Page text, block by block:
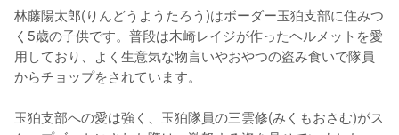
林藤陽太郎(りんどうようたろう)はボーダー玉狛支部に住みつ
く5歳の子供です。普段は木崎レイジが作ったヘルメットを愛
用しており、よく生意気な物言いやおやつの盗み食いで隊員
からチョップをされています。
玉狛支部への愛は強く、玉狛隊員の三雲修(みくもおさむ)がス